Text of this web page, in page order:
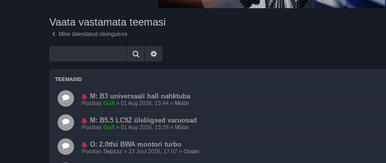
Vaata vastamata teemasi
Mine täiendatud otsinguisse
Otsi
TEEMASID
U
u
s
o
s
u
M: B3 universaali hall nahktuba
Postitas Gull » 01 Aug 2026, 13:44 » Müün
U
u
s
o
s
M: B5.5 LC9Z üleliigsed varuosad
Postitas Gull » 01 Aug 2026, 13:29 » Müün
U
u
s
O: 2.0tfsi BWA mootori turbo
Postitas Sepzzz » 23 Juul 2026, 17:07 » Ostan